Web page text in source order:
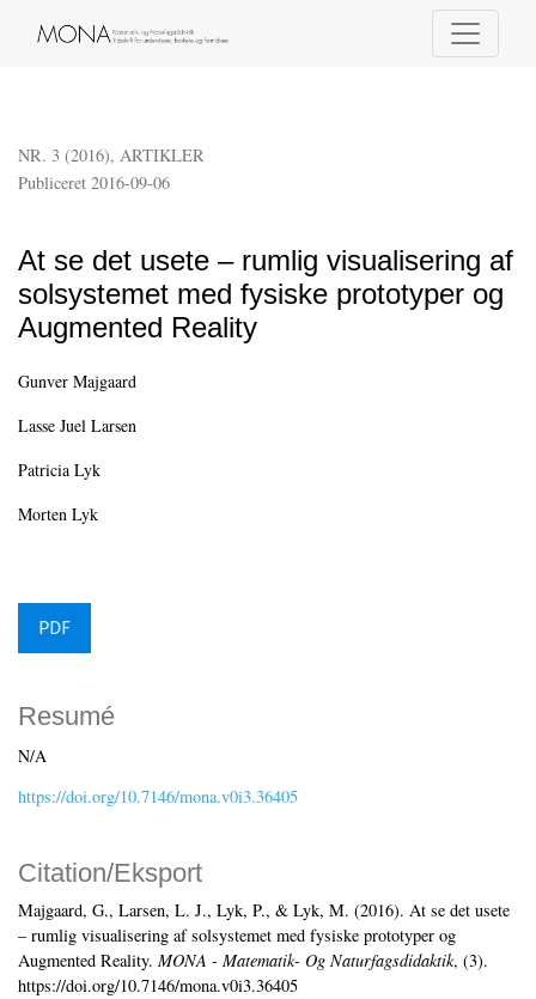
At se det usete – rumlig visualisering af solsystemet med fysiske
NR. 3 (2016), ARTIKLER
At se det usete – rumlig visualisering af
solsystemet med fysiske prototyper og
Augmented Reality
Publiceret 2016-09-06
Gunver Majgaard
Lasse Juel Larsen
Patricia Lyk
Morten Lyk
PDF
Citation/Eksport
Majgaard, G., Larsen, L. J., Lyk, P., & Lyk, M. (2016). At se det usete
– rumlig visualisering af solsystemet med fysiske prototyper og
Augmented Reality. MONA - Matematik- Og Naturfagsdidaktik, (3).
https://doi.org/10.7146/mona.v0i3.36405
Resumé
N/A
https://doi.org/10.7146/mona.v0i3.36405